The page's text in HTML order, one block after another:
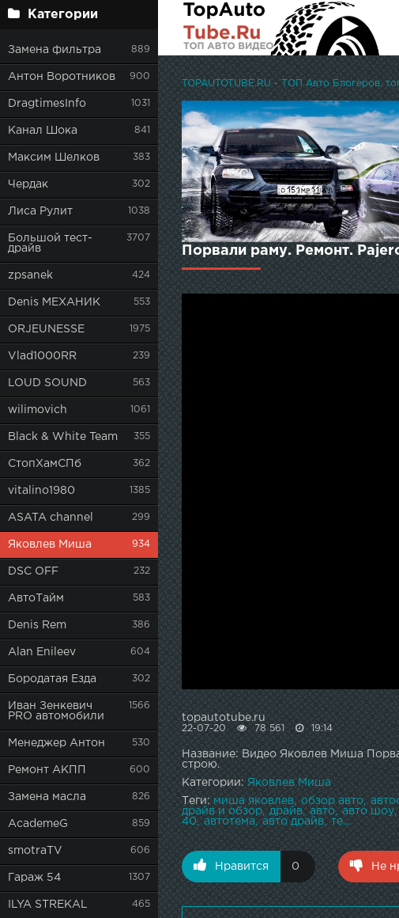
Категории
Замена фильтра 889
Антон Воротников 900
DragtimesInfo 1031
Канал Шока 841
Максим Шелков 383
Чердак 302
Лиса Рулит 1038
Большой тест-
драйв
3707
zpsanek 424
Denis МЕХАНИК 553
ORJEUNESSE 1975
Vlad1000RR 239
LOUD SOUND 563
wilimovich 1061
Black & White Team 355
СтопХамСПб 362
vitalino1980 1385
ASATA channel 299
Яковлев Миша 934
DSC OFF 232
АвтоТайм 583
Denis Rem 386
Alan Enileev 604
Бородатая Езда 302
Иван Зенкевич
PRO автомобили
1566
Менеджер Антон 530
Ремонт АКПП 600
Замена масла 826
AcademeG 859
smotraTV 606
Гараж 54 1307
ILYA STREKAL 465
TOPAUTOTUBE.RU - ТОП Авто Блогеров,
Порвали раму. Ремонт.
topautotube.ru
22-07-20 78 561 19:14
Название: Видео Яковлев Миша
строю.
Категории:Яковлев Миша
Теги: миша яковлев обзор авто
драйв и обзор
драйв авто авто шоу
40
автотема авто драйв те...
Нравится 0 Не